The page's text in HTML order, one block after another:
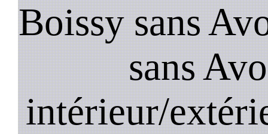
Boissy sans
sans
intérieur/